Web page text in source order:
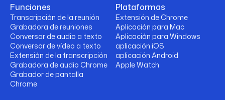
Funciones
Transcripción de la reunión
Grabadora de reuniones
Conversor de audio a texto
Conversor de vídeo a texto
Extensión de la transcripción
Grabadora de audio Chrome
Grabador de pantalla
Chrome
Plataformas
Extensión de Chrome
Aplicación para Mac
Aplicación para Windows
aplicación iOS
aplicación Android
Apple Watch